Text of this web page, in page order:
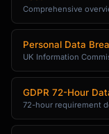
Comprehensive
Personal Data
UK Information
GDPR 72-Hour
72-hour requirement